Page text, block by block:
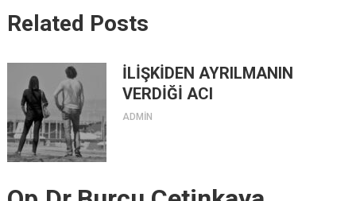
Related Posts
İLİŞKİDEN AYRILMANIN
VERDİĞİ ACI
ADMIN